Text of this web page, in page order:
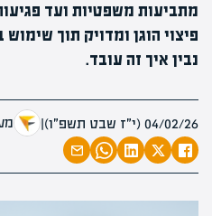
מתביעות משפטיות ועד
פיצוי הוגן ומדויק תוך
נבין איך זה עובד.
04/02/26 (י״ז שבט תשפ״ו) |